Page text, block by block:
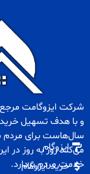
شرکت ایزوگامت
و با هدف تسهیل
سال‌هاست برای مردم
می‌کند روز به روز در
خدمت مردم بردارد.
ایزوگام
خرید ایزوگام